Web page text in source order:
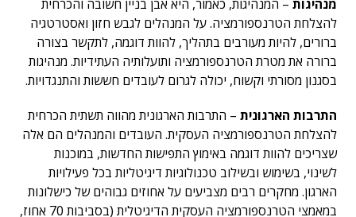
מנהיגות – המנהיגות, כאמור, היא אבן בניין חשובה והכרחית
להצלחת הטרנספורמציה. על המנהלים לגבש חזון ואסטרטגיה
ברורים, להיות מעורבים בתהליך, להוות דוגמה, לתקשר בצורה
ברורה את מטרת הטרנספורמציה ותועלותיה העתידיות. מנהיגות
בסגנון מסורתי וקשוח, יכולה לגרום לעובדים חששות והתנגדויות.
התרבות הארגונית – התרבות הארגונית מהווה תשתית הכרחית
להצלחת הטרנספורמציה העסקית. העובדים והמנהלים הם אלה
שצריכים להוות דוגמה באימוץ התפישות החדשות, במוכנות
לשינוי, בשימוש ובשילוב טכנולוגיות דיגיטליות בכל פעילויות
הארגון. מחקרים רבים מצביעים על אחוזים גבוהים של כישלונות
במאמצי הטרנספורמציה העסקית הדיגיטלית (בסביבות 70 אחוז,